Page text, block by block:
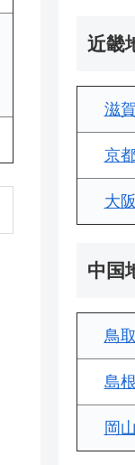
近畿
滋
京
大
中国
鳥
島
岡